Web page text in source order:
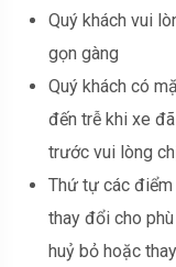
Quý khách vui
gọn gàng
Quý khách có
đến trễ khi xe
trước vui lòng
Thứ tự các điểm
thay đổi cho
huỷ bỏ hoặc